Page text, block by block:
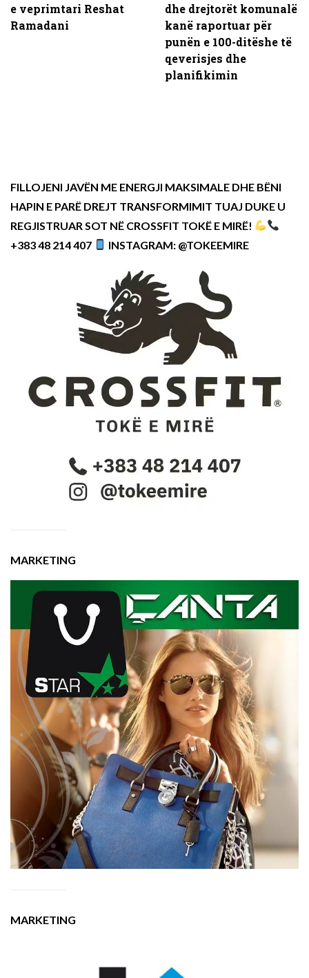
e veprimtari Reshat
Ramadani
dhe drejtorët komunalë
kanë raportuar për
punën e 100-ditëshe të
qeverisjes dhe
planifikimin
FILLOJENI JAVËN ME ENERGJI MAKSIMALE DHE BËNI
HAPIN E PARË DREJT TRANSFORMIMIT TUAJ DUKE U
REGJISTRUAR SOT NË CROSSFIT TOKË E MIRË!
+383 48 214 407
INSTAGRAM: @TOKEEMIRE
MARKETING
MARKETING